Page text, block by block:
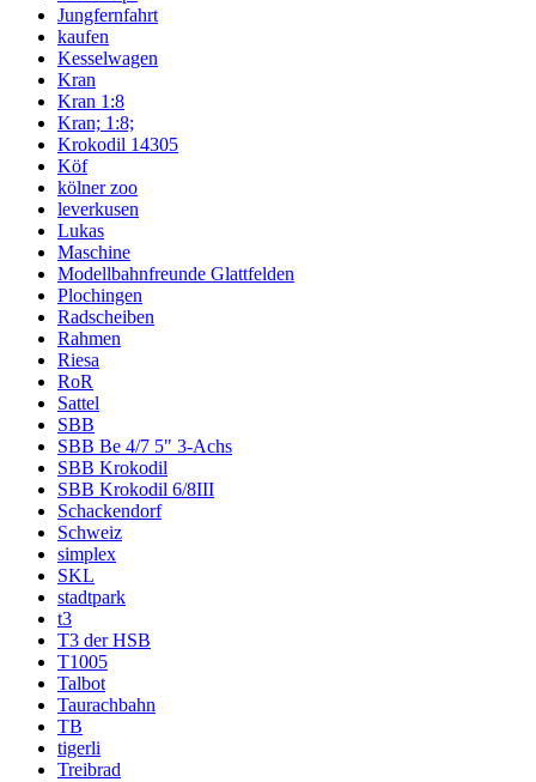
Jungfernfahrt
kaufen
Kesselwagen
Kran
Kran 1:8
Kran; 1:8;
Krokodil 14305
Köf
kölner zoo
leverkusen
Lukas
Maschine
Modellbahnfreunde Glattfelden
Plochingen
Radscheiben
Rahmen
Riesa
RoR
Sattel
SBB
SBB Be 4/7 5" 3-Achs
SBB Krokodil
SBB Krokodil 6/8III
Schackendorf
Schweiz
simplex
SKL
stadtpark
t3
T3 der HSB
T1005
Talbot
Taurachbahn
TB
tigerli
Treibrad